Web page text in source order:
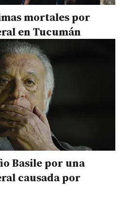
mortales por
en Tucumán
Basile por una
causada por